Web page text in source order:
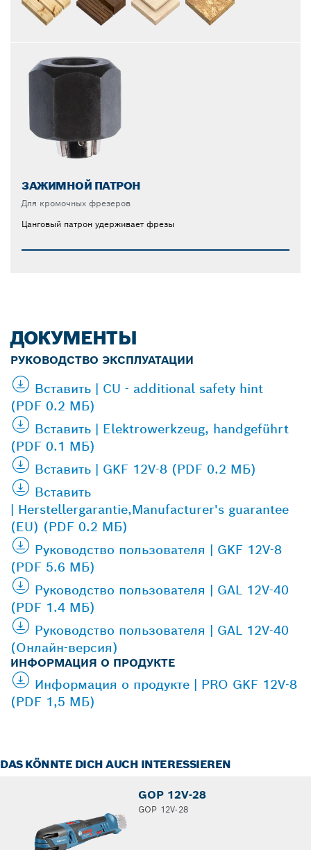
ЗАЖИМНОЙ ПАТРОН
Для кромочных фрезеров
Цанговый патрон удерживает фрезы
ДОКУМЕНТЫ
РУКОВОДСТВО ЭКСПЛУАТАЦИИ
Вставить | CU - additional safety hint
(PDF 0.2 МБ)
Вставить | Elektrowerkzeug, handgeführt
(PDF 0.1 МБ)
Вставить | GKF 12V-8 (PDF 0.2 МБ)
Вставить
| Herstellergarantie,Manufacturer's guarantee
(EU) (PDF 0.2 МБ)
Руководство пользователя | GKF 12V-8
(PDF 5.6 МБ)
Руководство пользователя | GAL 12V-40
(PDF 1.4 МБ)
Руководство пользователя | GAL 12V-40
(Онлайн-версия)
ИНФОРМАЦИЯ О ПРОДУКТЕ
Информация о продукте | PRO GKF 12V-8
(PDF 1,5 МБ)
DAS KÖNNTE DICH AUCH INTERESSIEREN
GOP 12V-28
GOP 12V-28